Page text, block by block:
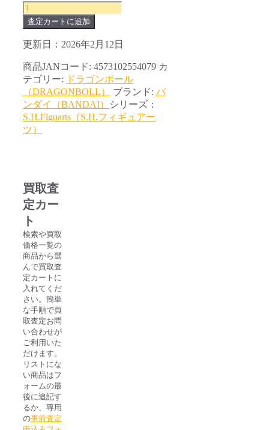
S.H.Figuarts
ド
ラ
ゴ
ボ
ー
ル
フ
ァ
イ
人
造
人
間
21
号
個
査定カートに追加
更新日：2026年2月12日
商品JANコード: 4573102554079 カ
テゴリー: ドラゴンボール
（DRAGONBOLL）
ブランド: バ
ンダイ（BANDAI）
シリーズ：
S.H.Figuarts（S.H.フィギュアー
ツ）
買取査
定カー
ト
検索や買取
価格一覧の
商品から選
んで買取査
定カートに
入れてくだ
さい。簡単
な手順で買
取査定お問
い合わせが
ご利用いた
だけます。
リストにな
い商品はフ
ォームの最
後に追記す
るか、専用
の事前査定